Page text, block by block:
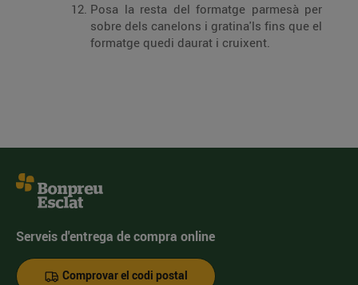
Posa la resta del formatge parmesà per
sobre dels canelons i gratina'ls fins que el
formatge quedi daurat i cruixent.
Serveis d'entrega de compra online
Comprovar el codi postal